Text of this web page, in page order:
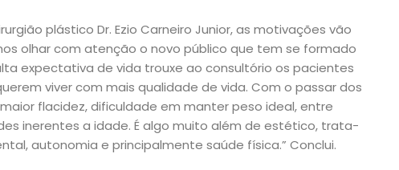
plástico Dr. Ezio Carneiro Junior, as motivações vão
olhar com atenção o novo público que tem se formado
expectativa de vida trouxe ao consultório os pacientes
viver com mais qualidade de vida. Com o passar dos
flacidez, dificuldade em manter peso ideal, entre
inerentes a idade. É algo muito além de estético, trata-
autonomia e principalmente saúde física.” Conclui.